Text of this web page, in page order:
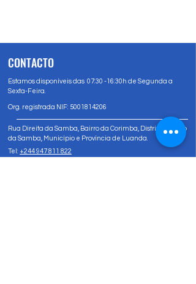
CONTACTO
Estamos disponíveis das 07:30 -16:30h de Segunda a
Sexta-Feira.
Org. registrada NIF: 5001814206
Rua Direita da Samba, Bairro da Corimba, Distrito Urbano
da Samba, Município e Província de Luanda.
Tel: +244 947 811 822